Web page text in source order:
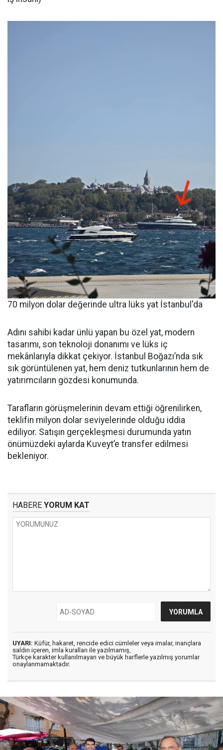
70 milyon dolar değerinde ultra lüks yat İstanbul'da
Adını sahibi kadar ünlü yapan bu özel yat, modern
tasarımı, son teknoloji donanımı ve lüks iç
mekânlarıyla dikkat çekiyor. İstanbul Boğazı’nda sık
sık görüntülenen yat, hem deniz tutkunlarının hem de
yatırımcıların gözdesi konumunda.
Tarafların görüşmelerinin devam ettiği öğrenilirken,
teklifin milyon dolar seviyelerinde olduğu iddia
ediliyor. Satışın gerçekleşmesi durumunda yatın
önümüzdeki aylarda Kuveyt’e transfer edilmesi
bekleniyor.
HABERE YORUM KAT
UYARI: Küfür, hakaret, rencide edici cümleler veya imalar, inançlara
saldırı içeren, imla kuralları ile yazılmamış,
Türkçe karakter kullanılmayan ve büyük harflerle yazılmış yorumlar
onaylanmamaktadır.